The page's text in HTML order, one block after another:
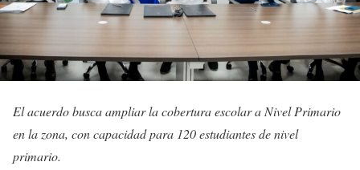
El acuerdo busca ampliar la cobertura escolar a Nivel Primario
en la zona, con capacidad para 120 estudiantes de nivel
primario.